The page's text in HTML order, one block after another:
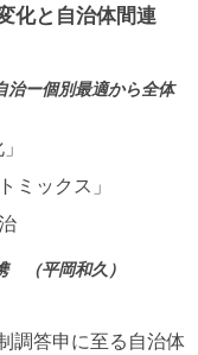
化と自治体間連
ー個別最適から全体
ミックス」
平岡和久
調答申に至る自治体